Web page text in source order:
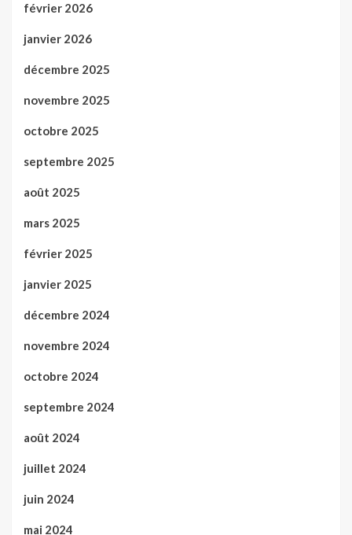
février 2026
janvier 2026
décembre 2025
novembre 2025
octobre 2025
septembre 2025
août 2025
mars 2025
février 2025
janvier 2025
décembre 2024
novembre 2024
octobre 2024
septembre 2024
août 2024
juillet 2024
juin 2024
mai 2024